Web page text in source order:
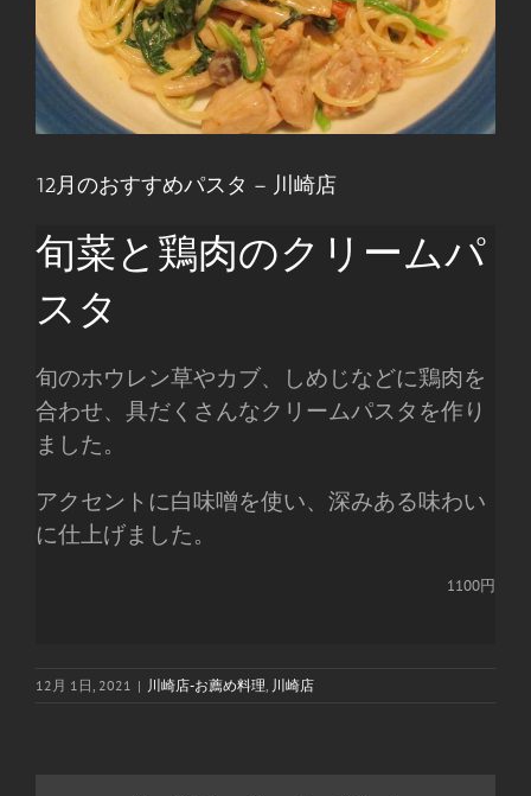
12月のおすすめパスタ – 川崎店
旬菜と鶏肉のクリームパ
スタ
旬のホウレン草やカブ、しめじなどに鶏肉を
合わせ、具だくさんなクリームパスタを作り
ました。
アクセントに白味噌を使い、深みある味わい
に仕上げました。
1100円
12月 1日, 2021 | 川崎店-お薦め料理 川崎店